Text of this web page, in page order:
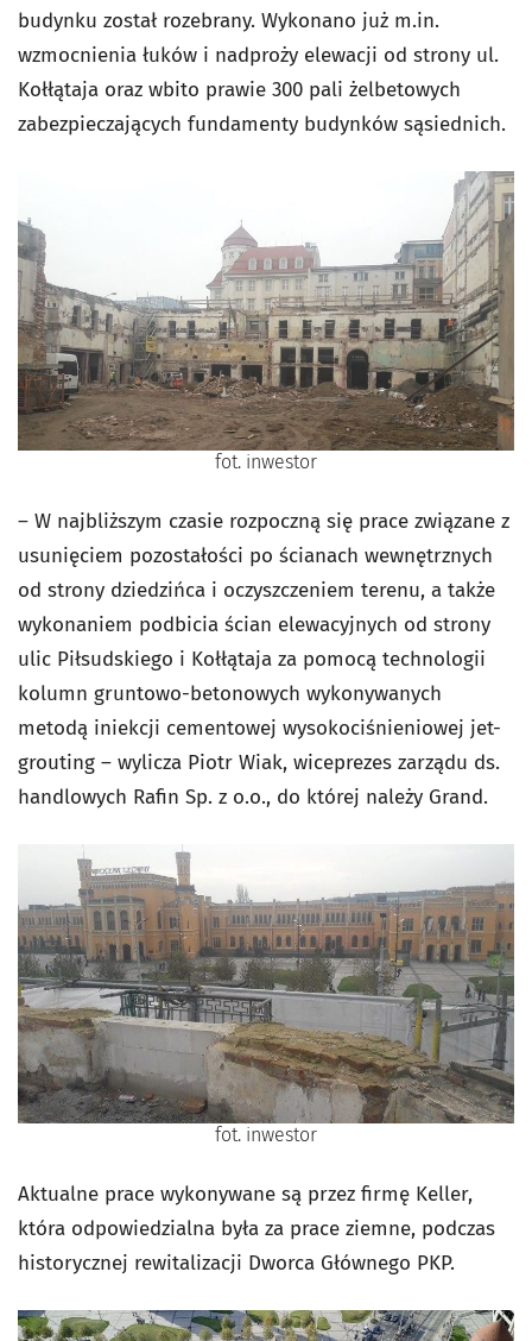
budynku został rozebrany. Wykonano już m.in.
wzmocnienia łuków i nadproży elewacji od strony ul.
Kołłątaja oraz wbito prawie 300 pali żelbetowych
zabezpieczających fundamenty budynków sąsiednich.
fot. inwestor
– W najbliższym czasie rozpoczną się prace związane z
usunięciem pozostałości po ścianach wewnętrznych
od strony dziedzińca i oczyszczeniem terenu, a także
wykonaniem podbicia ścian elewacyjnych od strony
ulic Piłsudskiego i Kołłątaja za pomocą technologii
kolumn gruntowo-betonowych wykonywanych
metodą iniekcji cementowej wysokociśnieniowej jet-
grouting – wylicza Piotr Wiak, wiceprezes zarządu ds.
handlowych Rafin Sp. z o.o., do której należy Grand.
fot. inwestor
Aktualne prace wykonywane są przez firmę Keller,
która odpowiedzialna była za prace ziemne, podczas
historycznej rewitalizacji Dworca Głównego PKP.